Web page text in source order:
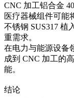
CNC 加工铝合金
医疗器械组件可能
不锈钢 SUS317 植
重需求。
在电力与能源设备
成到 CNC 加工的
能。
结论